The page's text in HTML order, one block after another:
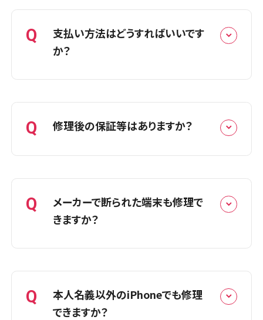
A
データは消さずに、お預かりした状態の
ままでお返しいたします。当店では基板
（データが保存されている部品）はそのま
方法をとっているためです。ただし、万が
一に備えて修理前にバックアップを取っ
ていただくことをおすすめしております。
また、水没修理やデータ復旧作業など、
端末の状態によってはバックアップをお
気軽にご相談ください。
Q
支払い方法はどうすればいいです
か？
A
修理完了後にお支払いをお願いしており
ます。現金でのお支払いだけではなく、ク
レジットカード払い、QR決済、銀行振り込
みにも対応しております。尚、お支払が確
ださい。
Q 修理後の保証等はありますか？
A
当店にて修理した部品の不具合に関して
は、最長1年の保証となります。※1※2
※1パーツや画面パーツの品質によって保証期間が異な
※2無料再修理はパーツの初期不良のみが対象となりま
す、自損故障は対象外となります。
Q
メーカーで断られた端末も修理で
きますか？
A
メーカー等で修理ができないと言われた
端末の修理実績も多数ございます。ご相
談はもちろん無料ですので、店舗までお
Q
本人名義以外のiPhoneでも修理
できますか？